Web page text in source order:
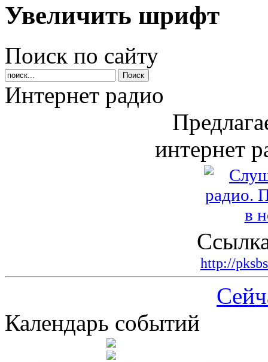
Увеличить шрифт
Поиск по сайту
Интернет радио
интернет
http://
Календарь событий